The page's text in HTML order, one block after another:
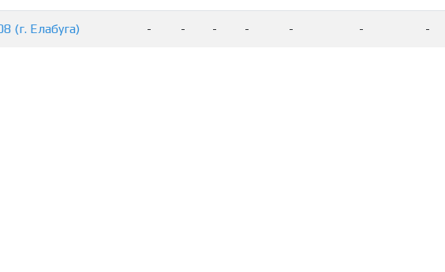
(г. Елабуга) - - - - - - -